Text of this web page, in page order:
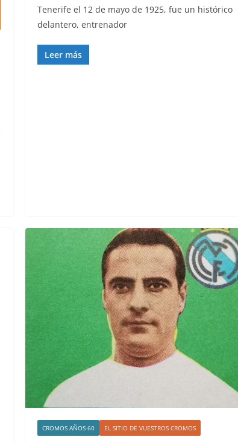
Tenerife el 12 de mayo de 1925, fue un histórico
delantero, entrenador
Leer más
CROMOS AÑOS 60 EL SITIO DE VUESTROS CROMOS